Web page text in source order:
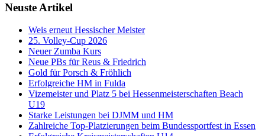
Neuste Artikel
Weis erneut Hessischer Meister
25. Volley-Cup 2026
Neuer Zumba Kurs
Neue PBs für Reus & Friedrich
Gold für Porsch & Fröhlich
Erfolgreiche HM in Fulda
Vizemeister und Platz 5 bei Hessenmeisterschaften Beach
U19
Starke Leistungen bei DJMM und HM
Zahlreiche Top-Platzierungen beim Bundessportfest in Essen